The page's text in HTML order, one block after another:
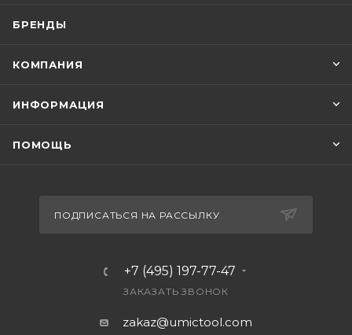
БРЕНДЫ
КОМПАНИЯ
ИНФОРМАЦИЯ
ПОМОЩЬ
ПОДПИСАТЬСЯ НА РАССЫЛКУ
+7 (495) 197-77-47
ЗАКАЗАТЬ ЗВОНОК
zakaz@umictool.com